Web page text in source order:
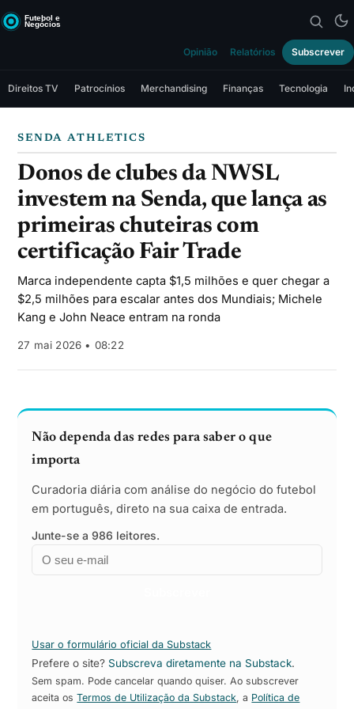
Opinião Relatórios Subscrever
Direitos TV Patrocínios Merchandising Finanças Tecnologia
SENDA ATHLETICS
Donos de clubes da NWSL
investem na Senda, que lança as
primeiras chuteiras com
certificação Fair Trade
Marca independente capta $1,5 milhões e quer chegar a
$2,5 milhões para escalar antes dos Mundiais; Michele
Kang e John Neace entram na ronda
27 mai 2026 • 08:22
Não dependa das redes para saber o que
importa
Curadoria diária com análise do negócio do futebol
em português, direto na sua caixa de entrada.
Junte-se a 986 leitores.
Email
Empresa
Usar o formulário oficial da Substack
Prefere o site?Subscreva diretamente na Substack.
Sem spam. Pode cancelar quando quiser. Ao subscrever
aceita osTermos de Utilização da Substack , a Política de